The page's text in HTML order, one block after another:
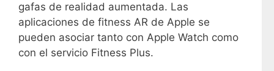
gafas de realidad aumentada. Las
aplicaciones de fitness AR de Apple se
pueden asociar tanto con Apple Watch como
con el servicio Fitness Plus.